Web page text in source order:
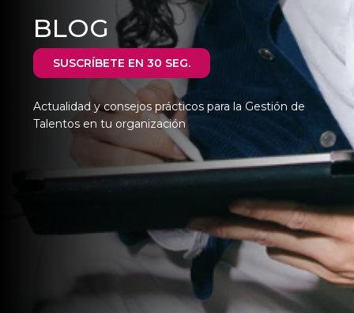
BLOG
SUSCRÍBETE EN 30 SEG.
Actualidad y consejos prácticos para la Gestión de
Talentos en tu organización